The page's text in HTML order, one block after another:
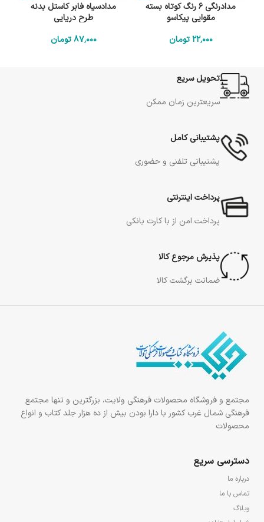
مدادرنگی 6 رنگ کوتاه بسته
مقوایی پیکاسو
22٬000 تومان
مدادسیاه فابر کاستل بدنه
طرح دریایی
87٬000 تومان
تحویل سریع
سریعترین زمان ممکن
پشتیبانی کامل
پشتیبانی تلفنی و حضوری
پرداخت اینترنتی
پرداخت امن از با کارت بانکی
پذیرش مرجوع کالا
ضمانت برگشت کالا
مجتمع و فروشگاه محصولات فرهنگی ولایت، بزرگترین و تنها مجتمع
فرهنگی شمال غرب کشور با دارا بودن بیش از ده هزار جلد کتاب و انواع
محصولات
دسترسی سریع
درباره ما
تماس با ما
وبلاگ